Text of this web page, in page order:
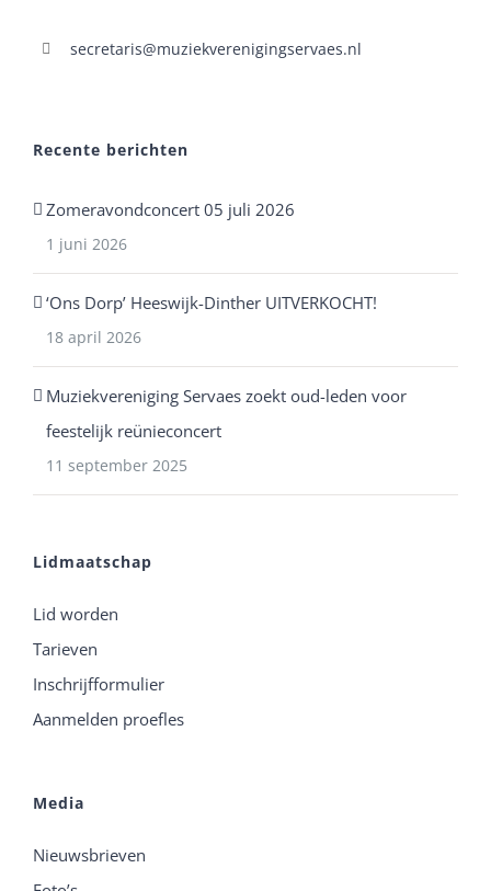
secretaris@muziekverenigingservaes.nl
Recente berichten
Zomeravondconcert 05 juli 2026
1 juni 2026
‘Ons Dorp’ Heeswijk-Dinther UITVERKOCHT!
18 april 2026
Muziekvereniging Servaes zoekt oud-leden voor
feestelijk reünieconcert
11 september 2025
Lidmaatschap
Lid worden
Tarieven
Inschrijfformulier
Aanmelden proefles
Media
Nieuwsbrieven